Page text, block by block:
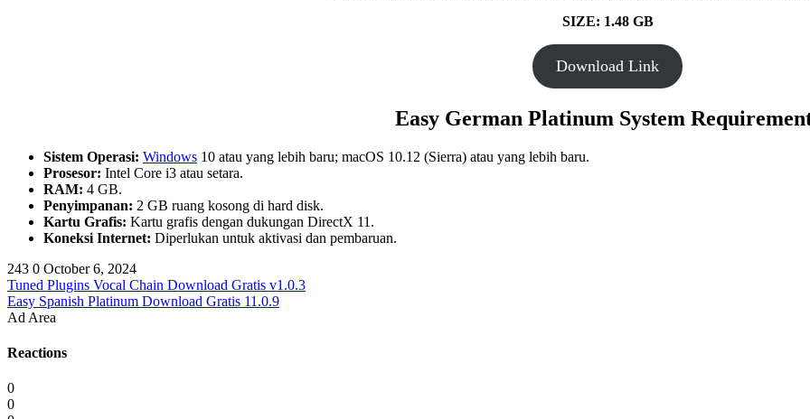
SIZE: 1.48 GB
Download Link
Easy German Platinum System
Sistem Operasi: Windows 10 atau yang lebih baru; macOS 10.12 (Sierra) atau yang lebih baru.
Prosesor: Intel Core i3 atau setara.
RAM: 4 GB.
Penyimpanan: 2 GB ruang kosong di hard disk.
Kartu Grafis: Kartu grafis dengan dukungan DirectX 11.
Koneksi Internet: Diperlukan untuk aktivasi dan pembaruan.
243 0 October 6, 2024
Tuned Plugins Vocal Chain Download Gratis v1.0.3
Easy Spanish Platinum Download Gratis 11.0.9
Ad Area
Reactions
0
0